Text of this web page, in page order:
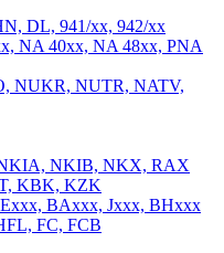
DL, 941/xx, 942/xx
NA 40xx, NA 48xx, PNA
NUKR, NUTR, NATV,
NKIB, NKX, RAX
KBK, KZK
BAxxx, Jxxx, BHxxx
FC, FCB